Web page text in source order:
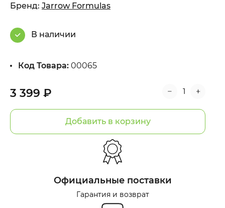
3 399 ₽
Добавить в корзину
Бренд: Jarrow Formulas
В наличии
Код Товара: 00065
Официальные поставки
Гарантия и возврат